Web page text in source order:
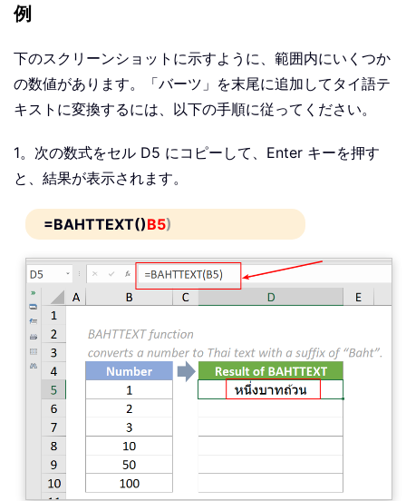
例
下のスクリーンショットに示すように、範囲内にいくつか
の数値があります。「バーツ」を末尾に追加してタイ語テ
キストに変換するには、以下の手順に従ってください。
1。次の数式をセル D5 にコピーして、Enter キーを押す
と、結果が表示されます。
=BAHTTEXT()B5)